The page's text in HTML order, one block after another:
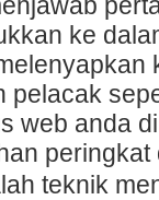
ke
pelacak
web anda
teknik